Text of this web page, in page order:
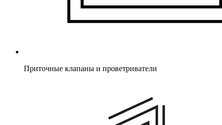
Приточные клапаны и проветриватели